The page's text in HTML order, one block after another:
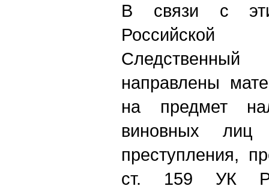
В связи с
Следственный
направлены
на предмет
виновных лиц
преступления,
ст. 159 УК РФ